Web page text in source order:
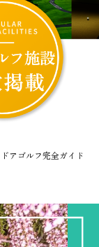
アゴルフ完全ガイド！